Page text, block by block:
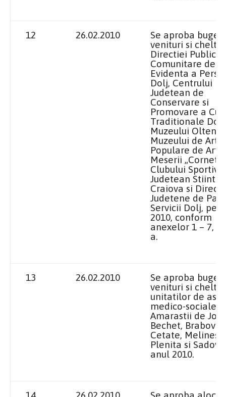
12 26.02.2010
Se aproba
venituri si
Directiei Publice
Comunitare de
Evidenta a
Dolj, Centrului
Judetean de
Conservare si
Promovare a
Traditionale Dolj,
Muzeului
Muzeului de
Populare de Arte
Meserii
Clubului Sportiv
Judetean Stiinta
Craiova si
Judetene de
Servicii Dolj, pe
2010, conform
anexelor 1 – 7,
a.
13 26.02.2010
Se aproba
venituri si
unitatilor de
medico-sociale
Amarastii de Jos,
Bechet, Brabova,
Cetate,
Plenita si
anul 2010.